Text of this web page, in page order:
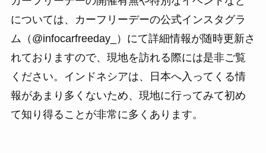
については、カーフリーデーの公式インスタグラ
ム（@infocarfreeday_）にて詳細情報が随時更新さ
れておりますので、現地を訪れる際には是非ご覧
ください。インドネシアは、日本へ入ってくる情
報があまり多くないため、現地に行ってみて初め
て知り得ることが非常に多くあります。